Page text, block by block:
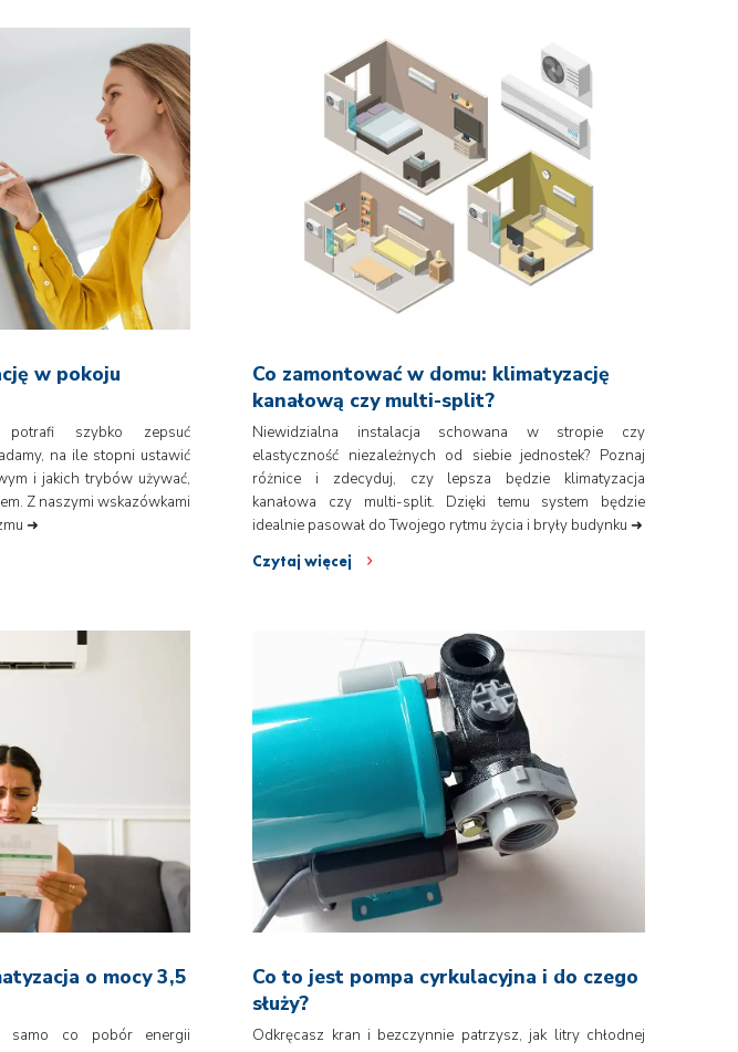
w pokoju
szybko zepsuć
na ile stopni ustawić
i jakich trybów używać,
Z naszymi wskazówkami
➜
Co zamontować w domu: klimatyzację
kanałową czy multi-split?
Niewidzialna instalacja schowana w stropie czy
elastyczność niezależnych od siebie jednostek? Poznaj
różnice i zdecyduj, czy lepsza będzie klimatyzacja
kanałowa czy multi-split. Dzięki temu system będzie
idealnie pasował do Twojego rytmu życia i bryły budynku ➜
Czytaj więcej
o mocy 3,5
samo co pobór energii
Co to jest pompa cyrkulacyjna i do czego
służy?
Odkręcasz kran i bezczynnie patrzysz, jak litry chłodnej